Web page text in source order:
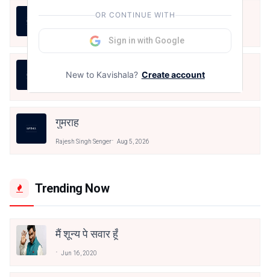
तेरी झलक
Rajesh Singh Senger
कवि हूँ
गुमराह
Rajesh Singh Senger Aug 5, 2026
Trending Now
मैं शून्य पे सवार हूँ
Jun 16, 2020
OR CONTINUE WITH
Sign in with Google
New to Kavishala? Create account